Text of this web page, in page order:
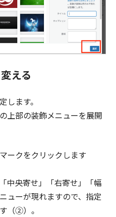
える
します。
上部の装飾メニューを展開
ークをクリックします
中央寄せ」「右寄せ」「幅
ューが現れますので、指定
（②）。